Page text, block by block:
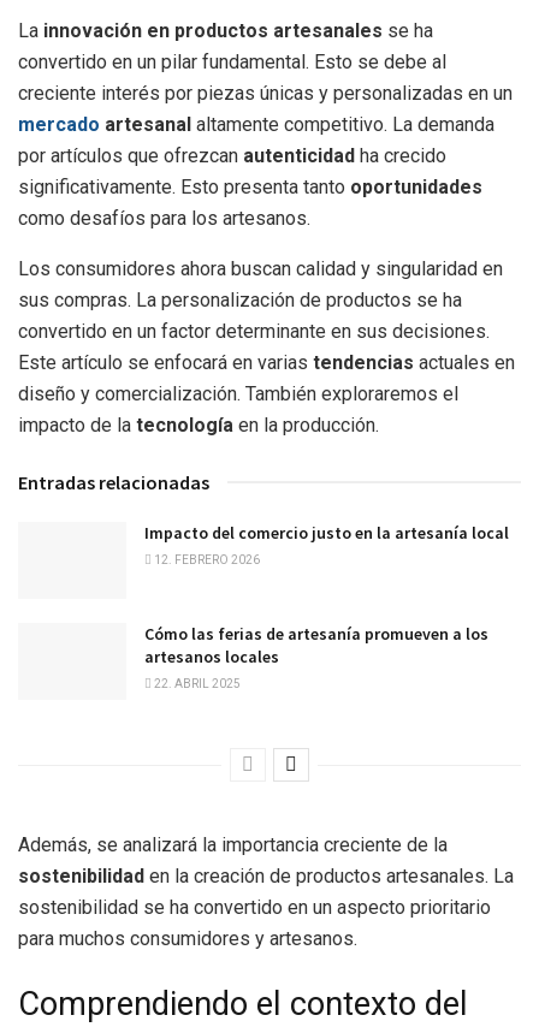
La innovación en productos artesanales se ha
convertido en un pilar fundamental. Esto se debe al
creciente interés por piezas únicas y personalizadas en un
mercado artesanal altamente competitivo. La demanda
por artículos que ofrezcan autenticidad ha crecido
significativamente. Esto presenta tanto oportunidades
como desafíos para los artesanos.
Los consumidores ahora buscan calidad y singularidad en
sus compras. La personalización de productos se ha
convertido en un factor determinante en sus decisiones.
Este artículo se enfocará en varias tendencias actuales en
diseño y comercialización. También exploraremos el
impacto de la tecnología en la producción.
Entradas relacionadas
Impacto del comercio justo en la artesanía local
12. FEBRERO 2026
Cómo las ferias de artesanía promueven a los
artesanos locales
22. ABRIL 2025
Además, se analizará la importancia creciente de la
sostenibilidad en la creación de productos artesanales. La
sostenibilidad se ha convertido en un aspecto prioritario
para muchos consumidores y artesanos.
Comprendiendo el contexto del